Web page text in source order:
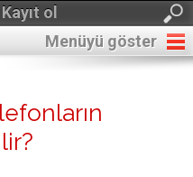
ol
Menüyü göster